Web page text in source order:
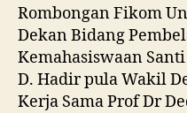
Rombongan Fikom
Dekan Bidang
Kemahasiswaan
D. Hadir pula Wakil
Kerja Sama Prof Dr